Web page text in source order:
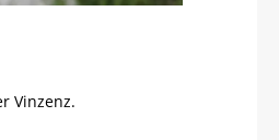
Vinzenz.